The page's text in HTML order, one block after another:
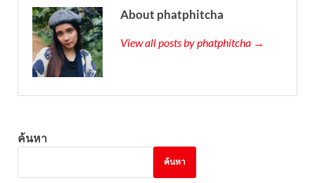
About phatphitcha
View all posts by phatphitcha →
ค้นหา
ค้นหา